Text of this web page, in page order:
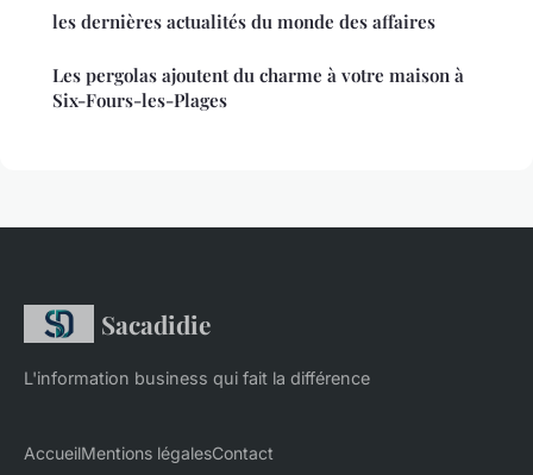
les dernières actualités du monde des affaires
Les pergolas ajoutent du charme à votre maison à
Six-Fours-les-Plages
Sacadidie
L'information business qui fait la différence
AccueilMentions légalesContact